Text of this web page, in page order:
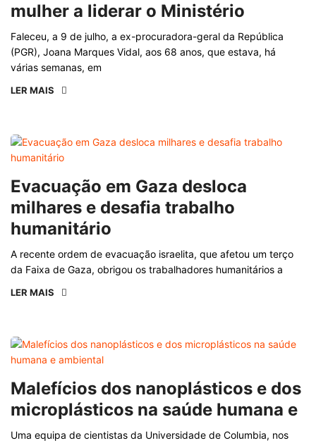
mulher a liderar o Ministério
Faleceu, a 9 de julho, a ex-procuradora-geral da República
(PGR), Joana Marques Vidal, aos 68 anos, que estava, há
várias semanas, em
LER MAIS
Evacuação em Gaza desloca
milhares e desafia trabalho
humanitário
A recente ordem de evacuação israelita, que afetou um terço
da Faixa de Gaza, obrigou os trabalhadores humanitários a
LER MAIS
Malefícios dos nanoplásticos e dos
microplásticos na saúde humana e
Uma equipa de cientistas da Universidade de Columbia, nos